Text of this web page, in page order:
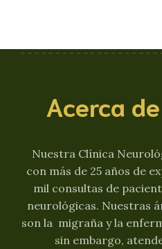
Acerca
Nuestra Clínica
con más de 25 años de
mil consultas de
neurológicas. Nuestras
son la migraña y la
sin embargo,